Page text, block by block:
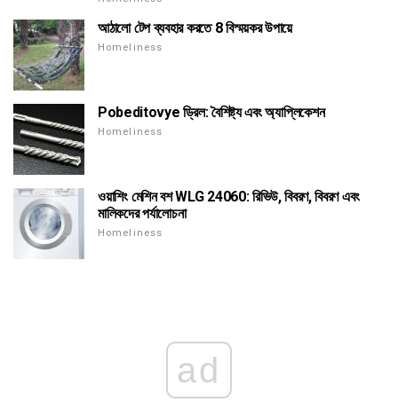
আঠালো টেপ ব্যবহার করতে 8 বিস্ময়কর উপায়ে
Homeliness
Pobeditovye ড্রিল: বৈশিষ্ট্য এবং অ্যাপ্লিকেশন
Homeliness
ওয়াশিং মেশিন বশ WLG 24060: রিভিউ, বিবরণ, বিবরণ এবং
মালিকদের পর্যালোচনা
Homeliness
ad